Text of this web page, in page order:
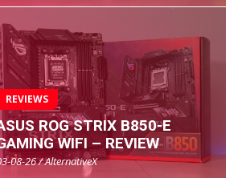
REVIEWS
ROG STRIX B850-E
WIFI – REVIEW
08-26 / AlternativeX